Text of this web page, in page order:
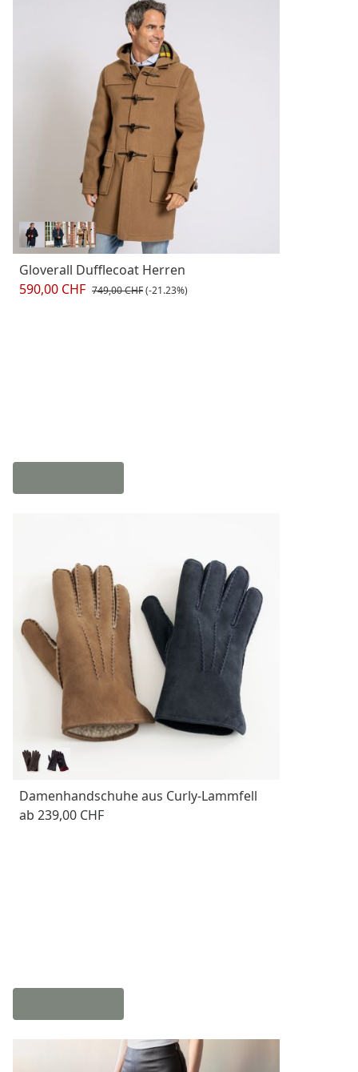
Gloverall Dufflecoat Herren
590,00 CHF 749,00 CHF(-21.23%)
Damenhandschuhe aus Curly-Lammfell
ab 239,00 CHF